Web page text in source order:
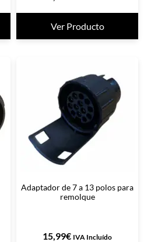
Ver Producto
Adaptador de 7 a 13 polos para
remolque
15,99€ IVA Incluído